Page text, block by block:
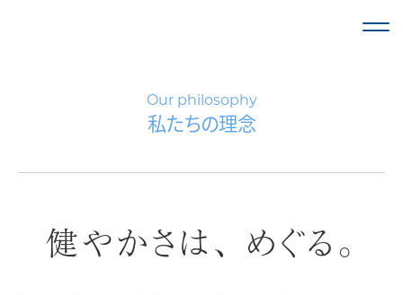
Our philosophy
私たちの理念
健やかさは、 めぐる。